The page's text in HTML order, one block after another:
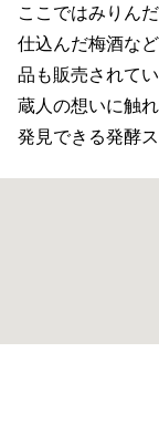
ここではみりん
仕込んだ梅酒な
品も販売されてい
蔵人の想いに触
発見できる発酵ス